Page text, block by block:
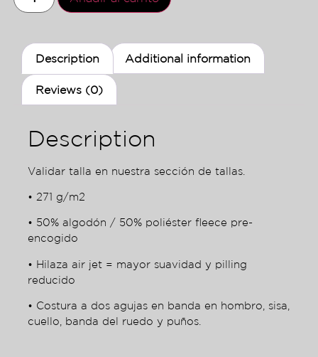
Description Additional information
Reviews (0)
Description
Validar talla en nuestra sección de tallas.
• 271 g/m2
• 50% algodón / 50% poliéster fleece pre-
encogido
• Hilaza air jet = mayor suavidad y pilling
reducido
• Costura a dos agujas en banda en hombro, sisa,
cuello, banda del ruedo y puños.